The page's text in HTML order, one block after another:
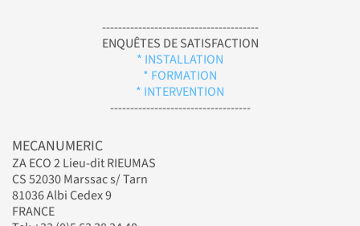
---------------------------------------
ENQUÊTES DE SATISFACTION
* INSTALLATION
* FORMATION
* INTERVENTION
-----------------------------------
MECANUMERIC
ZA ECO 2 Lieu-dit RIEUMAS
CS 52030 Marssac s/ Tarn
81036 Albi Cedex 9
FRANCE